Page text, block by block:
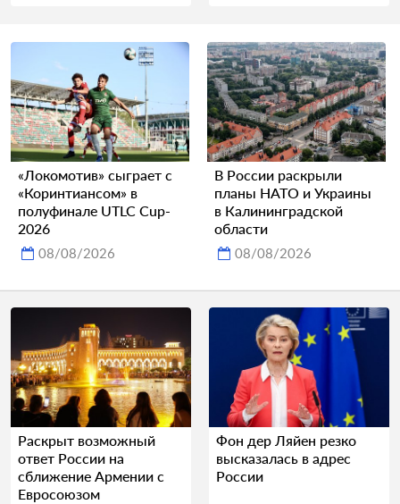
«Локомотив» сыграет с
«Коринтиансом» в
полуфинале UTLC Cup-
2026
08/08/2026
В России раскрыли
планы НАТО и Украины
в Калининградской
области
08/08/2026
Раскрыт возможный
ответ России на
сближение Армении с
Евросоюзом
Фон дер Ляйен резко
высказалась в адрес
России